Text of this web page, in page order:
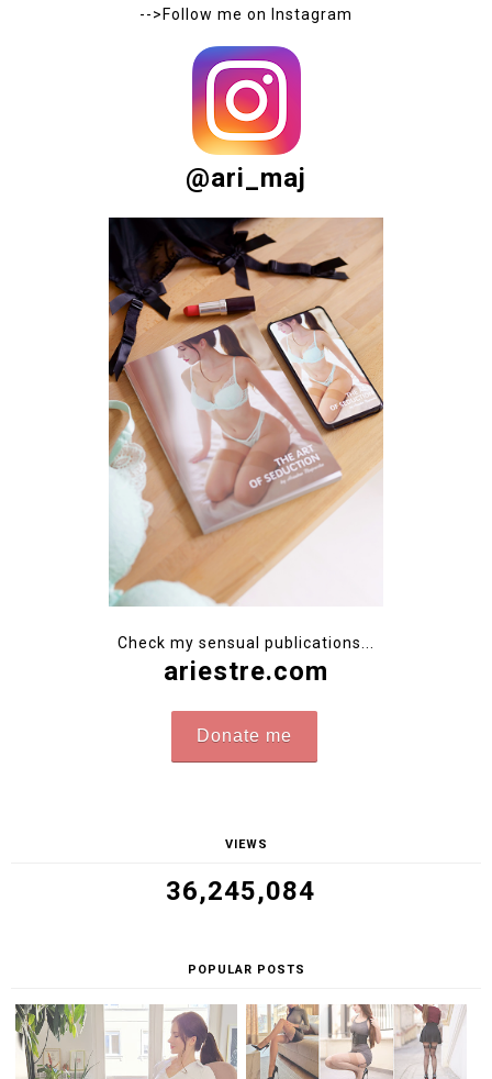
-->Follow me on Instagram
@ari_maj
Check my sensual publications...
ariestre.com
Donate me
VIEWS
36,245,084
POPULAR POSTS